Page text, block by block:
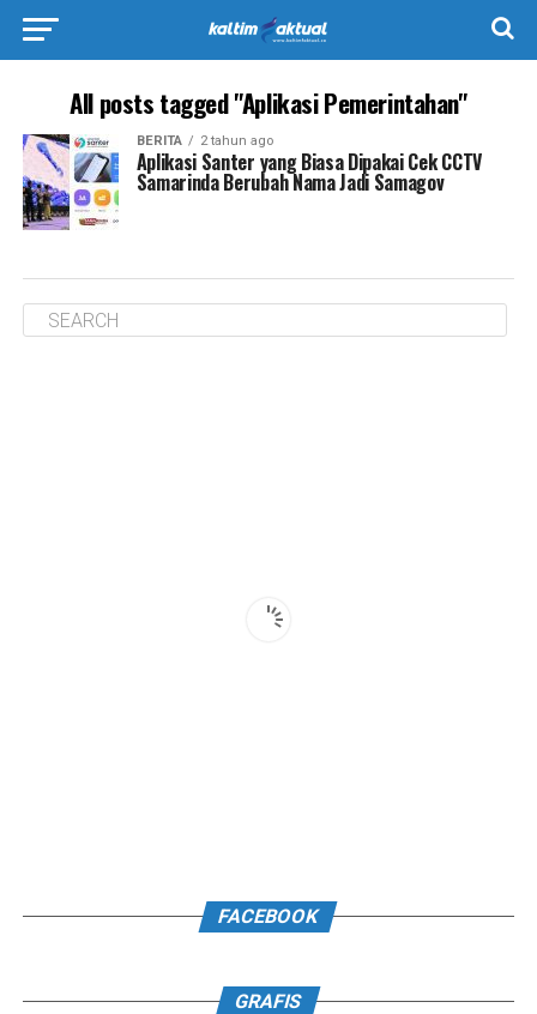
All posts tagged "Aplikasi Pemerintahan"
BERITA 2 tahun ago
Aplikasi Santer yang Biasa Dipakai Cek CCTV
Samarinda Berubah Nama Jadi Samagov
FACEBOOK
GRAFIS